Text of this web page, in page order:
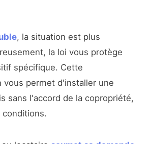
, la situation est plus
la loi vous protège
spécifique. Cette
vous permet d'installer une
sans l'accord de la copropriété,